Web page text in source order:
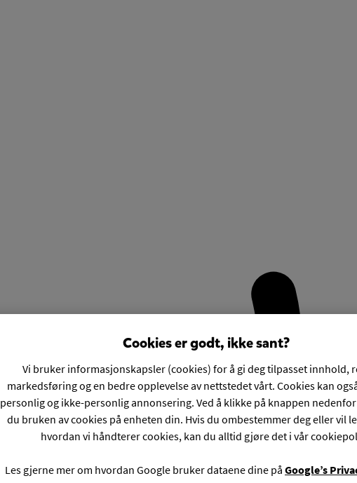
Cookies er godt, ikke sant?
Vi bruker informasjonskapsler (cookies) for å gi deg tilpasset innhold,
markedsføring og en bedre opplevelse av nettstedet vårt. Cookies kan
personlig og ikke-personlig annonsering. Ved å klikke på knappen
du bruken av cookies på enheten din. Hvis du ombestemmer deg eller vil
hvordan vi håndterer cookies, kan du alltid gjøre det i vår
Les gjerne mer om hvordan Google bruker dataene dine på Google’s